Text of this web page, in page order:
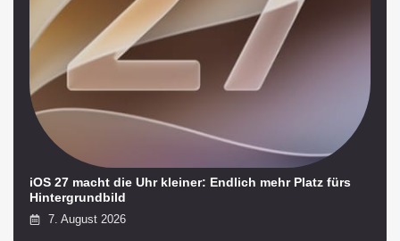
iOS 27 macht die Uhr kleiner: Endlich mehr Platz fürs
Hintergrundbild
7. August 2026